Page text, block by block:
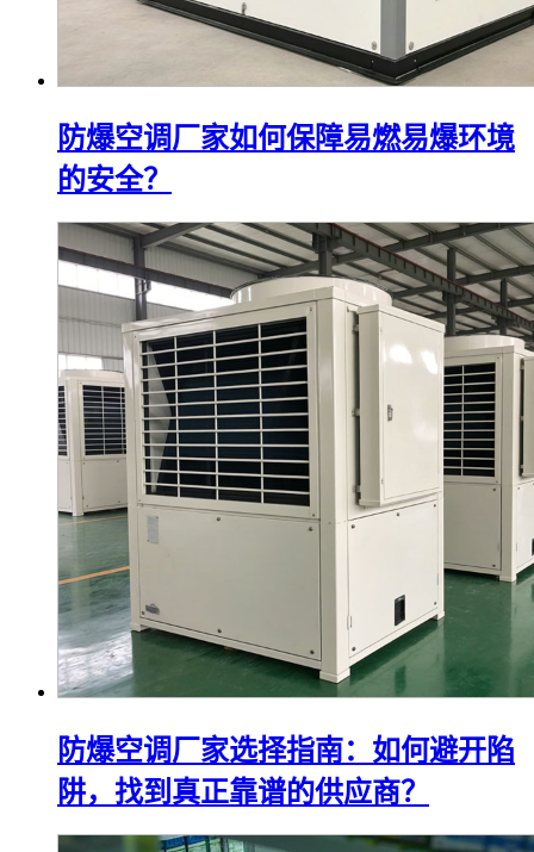
防爆空调厂家如何保障易燃易爆环境
的安全？
防爆空调厂家选择指南：如何避开陷
阱，找到真正靠谱的供应商？